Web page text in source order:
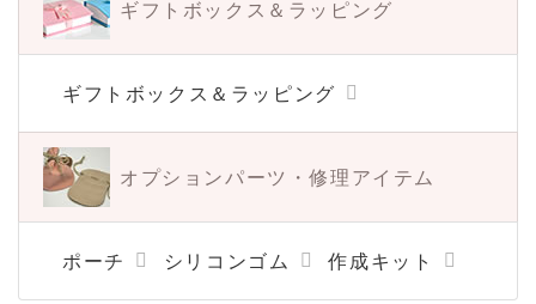
ギフトボックス＆ ラッピング
ギフトボックス＆ラッピング
オプションパーツ・修理アイテム
ポーチ シリコンゴム 作成キット